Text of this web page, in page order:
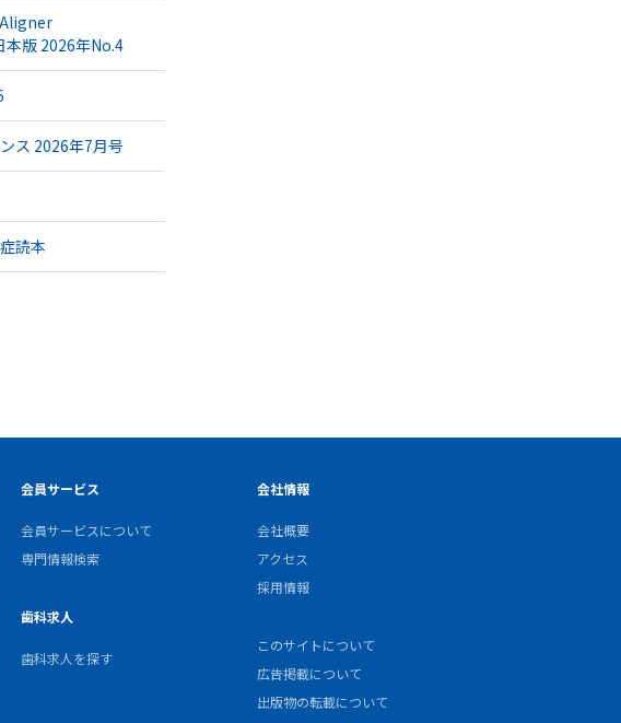
版 2026年No.4
ス 2026年7月号
読本
会員サービス
会員サービスについて
専門情報検索
歯科求人
歯科求人を探す
会社情報
会社概要
アクセス
採用情報
このサイトについて
広告掲載について
出版物の転載について